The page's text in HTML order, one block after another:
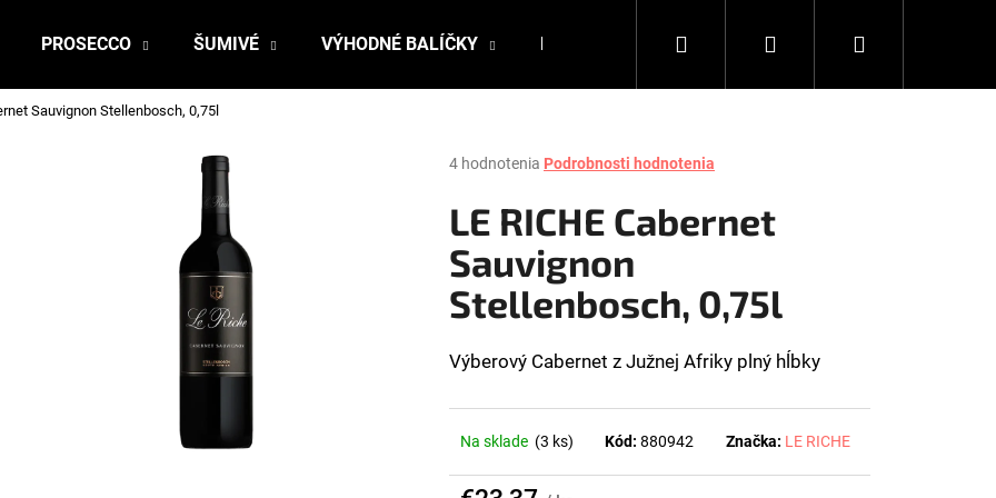
PROSECCO ŠUMIVÉ VÝHODNÉ BALÍČKY DARČEKY KÁVA DOPLNKY
Hľadať PrihlásenieNákupný
Sauvignon Stellenbosch, 0,75l
Priemerné
4,5
z
5
hviezdičiek.
4 hodnotenia Podrobnosti hodnotenia
LE RICHE Cabernet
Sauvignon
Stellenbosch, 0,75l
Výberový Cabernet z Južnej Afriky plný hĺbky
Na sklade (3 ks) Kód: 880942 Značka: LE RICHE
Čo potrebujete nájsť?
Odporúčame
Nasledujúce